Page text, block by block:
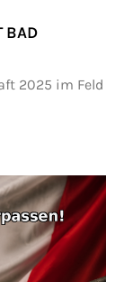
BAD
2025 im Feld